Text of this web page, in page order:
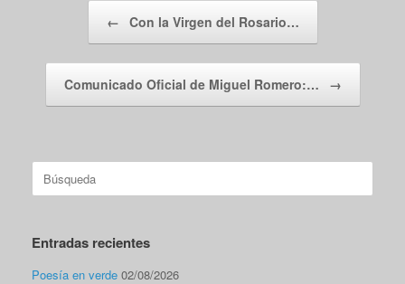
← Con la Virgen del Rosario…
Comunicado Oficial de Miguel Romero:… →
Buscar:
Entradas recientes
Poesía en verde 02/08/2026